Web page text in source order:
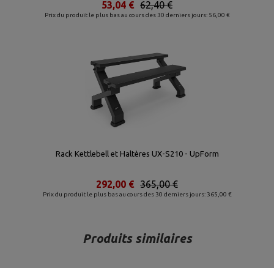
Prix du produit le plus bas au cours des 30 derniers jours: 56,00 €
62,40 €
53,04 €
Rack Kettlebell et Haltères UX-S210 - UpForm
Prix du produit le plus bas au cours des 30 derniers jours: 365,00 €
365,00 €
292,00 €
Produits similaires